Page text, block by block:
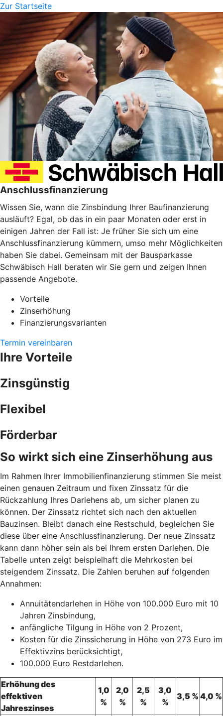
Zur Startseite
Anschlussfinanzierung
Wissen Sie, wann die Zinsbindung Ihrer Baufinanzierung
ausläuft? Egal, ob das in ein paar Monaten oder erst in
einigen Jahren der Fall ist: Je früher Sie sich um eine
Anschlussfinanzierung kümmern, umso mehr Möglichkeiten
haben Sie dabei. Gemeinsam mit der Bausparkasse
Schwäbisch Hall beraten wir Sie gern und zeigen Ihnen
passende Angebote.
Vorteile
Zinserhöhung
Finanzierungsvarianten
Termin vereinbaren
Ihre Vorteile
Zinsgünstig
Flexibel
Förderbar
So wirkt sich eine Zinserhöhung aus
Im Rahmen Ihrer Immobilienfinanzierung stimmen Sie meist
einen genauen Zeitraum und fixen Zinssatz für die
Rückzahlung Ihres Darlehens ab, um sicher planen zu
können. Der Zinssatz richtet sich nach den aktuellen
Bauzinsen. Bleibt danach eine Restschuld, begleichen Sie
diese über eine Anschlussfinanzierung. Der neue Zinssatz
kann dann höher sein als bei Ihrem ersten Darlehen. Die
Tabelle unten zeigt beispielhaft die Mehrkosten bei
steigendem Zinssatz. Die Zahlen beruhen auf folgenden
Annahmen:
Annuitätendarlehen in Höhe von 100.000 Euro mit 10
Jahren Zinsbindung,
anfängliche Tilgung in Höhe von 2 Prozent,
Kosten für die Zinssicherung in Höhe von 273 Euro im
Effektivzins berücksichtigt,
100.000 Euro Restdarlehen.
Erhöhung des
effektiven
Jahreszinses
1,0
%
2,0
%
2,5
%
3,0
%
3,5 % 4,0 %